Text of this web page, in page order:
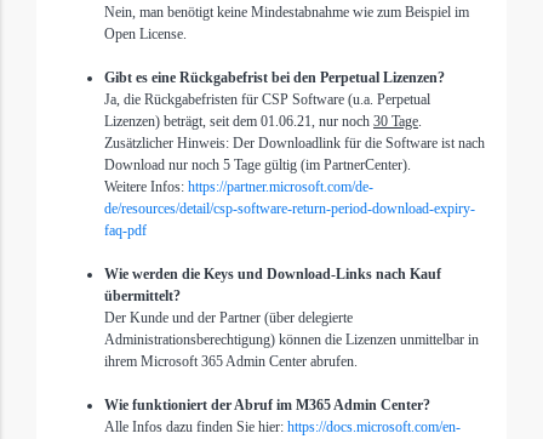
Nein, man benötigt keine Mindestabnahme wie zum Beispiel im
Open License.
Gibt es eine Rückgabefrist bei den Perpetual Lizenzen?
Ja, die Rückgabefristen für CSP Software (u.a. Perpetual
Lizenzen) beträgt, seit dem 01.06.21, nur noch 30 Tage.
Zusätzlicher Hinweis: Der Downloadlink für die Software ist nach
Download nur noch 5 Tage gültig (im PartnerCenter).
Weitere Infos: https://partner.microsoft.com/de-
de/resources/detail/csp-software-return-period-download-expiry-
faq-pdf
Wie werden die Keys und Download-Links nach Kauf
übermittelt?
Der Kunde und der Partner (über delegierte
Administrationsberechtigung) können die Lizenzen unmittelbar in
ihrem Microsoft 365 Admin Center abrufen.
Wie funktioniert der Abruf im M365 Admin Center?
Alle Infos dazu finden Sie hier: https://docs.microsoft.com/en-